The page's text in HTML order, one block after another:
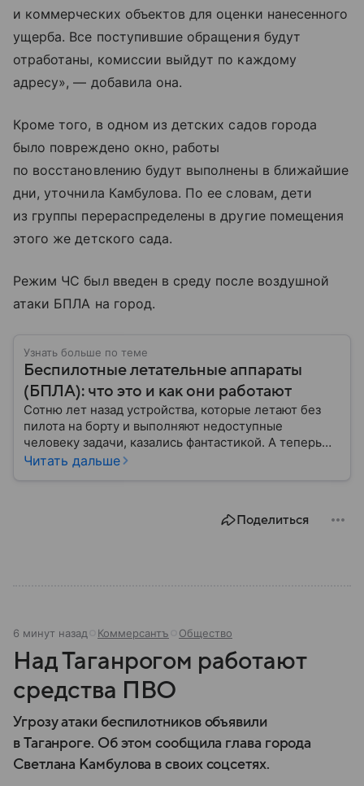
и коммерческих объектов для оценки нанесенного
ущерба. Все поступившие обращения будут
отработаны, комиссии выйдут по каждому
адресу», — добавила она.
Кроме того, в одном из детских садов города
было повреждено окно, работы
по восстановлению будут выполнены в ближайшие
дни, уточнила Камбулова. По ее словам, дети
из группы перераспределены в другие помещения
этого же детского сада.
Режим ЧС был введен в среду после воздушной
атаки БПЛА на город.
Узнать больше по теме
Беспилотные летательные аппараты
(БПЛА): что это и как они работают
Сотню лет назад устройства, которые летают без
пилота на борту и выполняют недоступные
человеку задачи, казались фантастикой. А теперь
они стали реальностью: собрали главное о
Читать дальше
Поделиться
6 минут назад Коммерсантъ Общество
Над Таганрогом работают
средства ПВО
Угрозу атаки беспилотников объявили
в Таганроге. Об этом сообщила глава города
Светлана Камбулова в своих соцсетях.